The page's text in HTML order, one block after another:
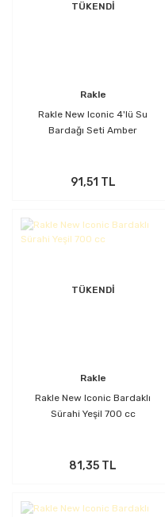
TÜKENDİ
Rakle
Rakle New Iconic 4'lü Su
Bardağı Seti Amber
91,51 TL
TÜKENDİ
Rakle
Rakle New Iconic Bardaklı
Sürahi Yeşil 700 cc
81,35 TL